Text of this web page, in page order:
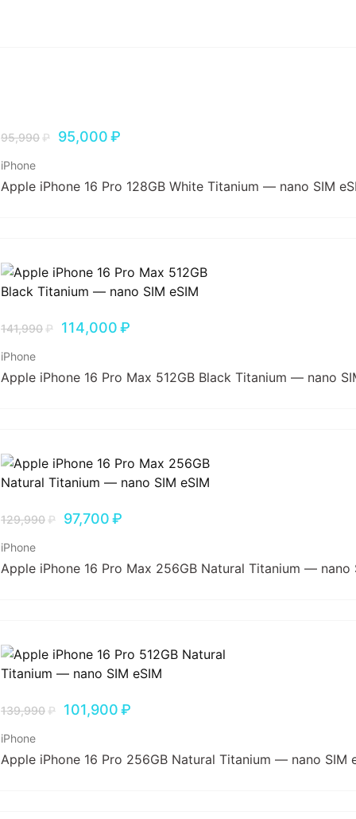
95,990₽ 95,000₽
iPhone
Apple iPhone 16 Pro 128GB White Titanium — nano SIM
141,990₽ 114,000₽
iPhone
Apple iPhone 16 Pro Max 512GB Black Titanium — nano
129,990₽ 97,700₽
iPhone
Apple iPhone 16 Pro Max 256GB Natural Titanium — nano
139,990₽ 101,900₽
iPhone
Apple iPhone 16 Pro 256GB Natural Titanium — nano SIM